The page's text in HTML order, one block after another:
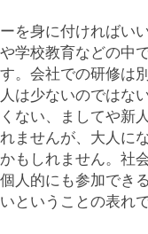
を身に付ければい
学校教育などの中
。会社での研修は
は少ないのではな
ない、ましてや新
ませんが、大人に
もしれません。社
人的にも参加でき
ということの表れ